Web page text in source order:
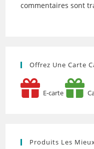
commentaires sont
Offrez Une Carte
E-carte
Produits Les